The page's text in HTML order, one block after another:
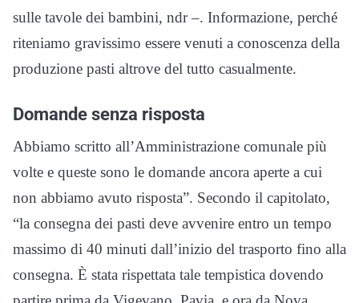
sulle tavole dei bambini, ndr –. Informazione, perché
riteniamo gravissimo essere venuti a conoscenza della
produzione pasti altrove del tutto casualmente.
Domande senza risposta
Abbiamo scritto all’Amministrazione comunale più
volte e queste sono le domande ancora aperte a cui
non abbiamo avuto risposta”. Secondo il capitolato,
“la consegna dei pasti deve avvenire entro un tempo
massimo di 40 minuti dall’inizio del trasporto fino alla
consegna. È stata rispettata tale tempistica dovendo